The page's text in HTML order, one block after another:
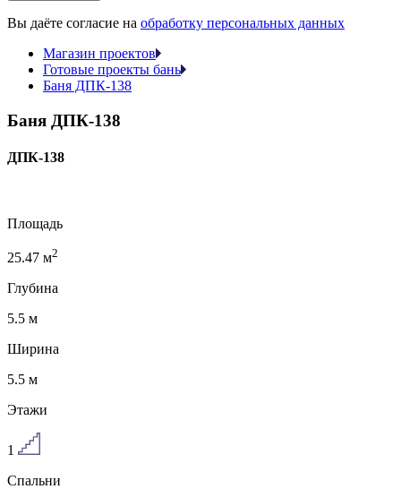
Вы даёте согласие на обработку персональных данных
Магазин проектов
Готовые проекты бань
Баня ДПК-138
Баня ДПК-138
ДПК-138
Площадь
25.47 м2
Глубина
5.5 м
Ширина
5.5 м
Этажи
1
Спальни